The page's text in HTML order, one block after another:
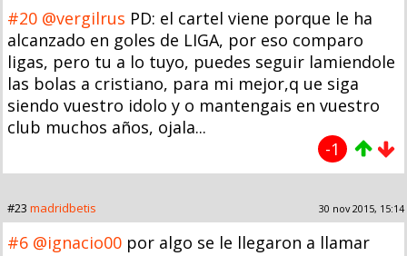
#20 @vergilrus PD: el cartel viene porque le ha
alcanzado en goles de LIGA, por eso comparo
ligas, pero tu a lo tuyo, puedes seguir lamiendole
las bolas a cristiano, para mi mejor,q ue siga
siendo vuestro idolo y o mantengais en vuestro
club muchos años, ojala...
-1
#23 madridbetis 30 nov 2015, 15:14
#6 @ignacio00 por algo se le llegaron a llamar